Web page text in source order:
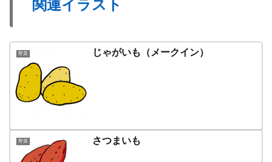
関連イラスト
野菜 じゃがいも（メークイン）
野菜 さつまいも